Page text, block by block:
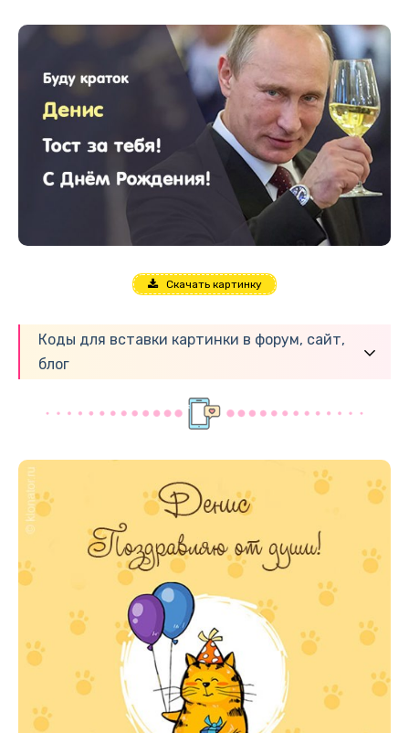
Скачать картинку
Коды для вставки картинки в форум, сайт,
блог